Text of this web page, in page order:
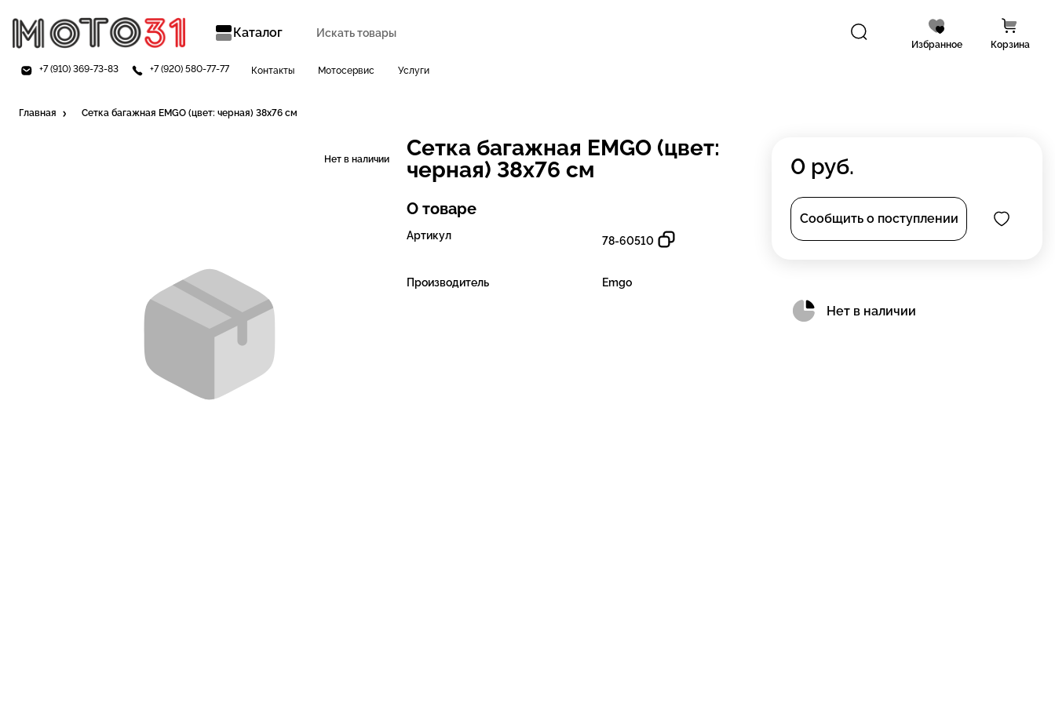
Каталог
Избранное Корзина
+7 (910) 369-73-83 +7 (920) 580-77-77 Контакты Мотосервис Услуги
Главная Сетка багажная EMGO (цвет: черная) 38х76 см
Нет в наличии
Сетка багажная EMGO (цвет:
черная) 38х76 см
О товаре
Артикул 78-60510
Производитель Emgo
0 руб.
Сообщить о поступлении
Нет в наличии